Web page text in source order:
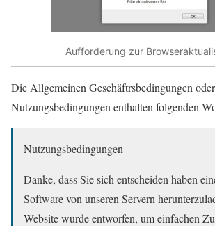
Aufforderung zur
Die Allgemeinen Geschäftrsbedingungen
Nutzungsbedingungen enthalten folgenden
Nutzungsbedingungen
Danke, dass Sie sich entscheiden haben
Software von unseren Servern
Website wurde entworfen, um einfachen